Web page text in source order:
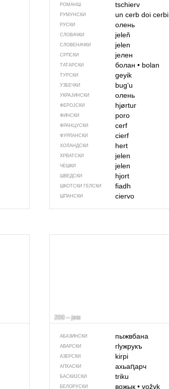
РОМАНШ tschierv
РУМУНСКИ un cerb doi cerbi
РУСКИ олень
СЛОВАЧКИ jeleň
СЛОВЕНАЧКИ jelen
СРПСКИ јелен
ТАТАРСКИ болан • bolan
ТУРСКИ geyik
УЗБЕЧКИ bugʻu
УКРАЈИНСКИ олень
ФЕРОЈСКИ hjørtur
ФИНСКИ poro
ФРАНЦУСКИ cerf
ФУРЛАНСКИ cierf
ХОЛАНДСКИ hert
ХРВАТСКИ jelen
ЧЕШКИ jelen
ШВЕДСКИ hjort
ШКОТСКИ ГЕЛСКИ fiadh
ШПАНСКИ ciervo
200 – јеж
АБАЗИНСКИ пыжвбана
АВАРСКИ гӏужрукъ
АЗЕРСКИ kirpi
АПХАСКИ ахьаԥарч
БАСКИЈСКИ triku
БЕЛОРУСКИ вожык • vožyk